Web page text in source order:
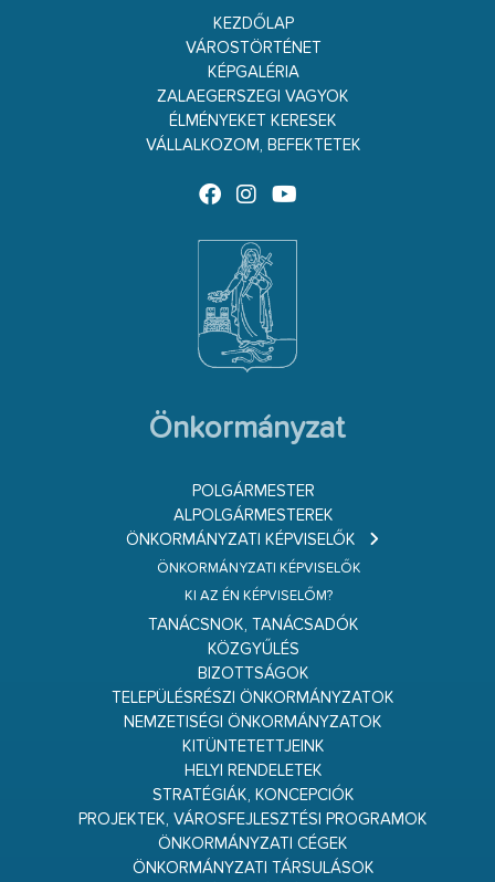
KEZDŐLAP
VÁROSTÖRTÉNET
KÉPGALÉRIA
ZALAEGERSZEGI VAGYOK
ÉLMÉNYEKET KERESEK
VÁLLALKOZOM, BEFEKTETEK
Önkormányzat
POLGÁRMESTER
ALPOLGÁRMESTEREK
ÖNKORMÁNYZATI KÉPVISELŐK
ÖNKORMÁNYZATI KÉPVISELŐK
KI AZ ÉN KÉPVISELŐM?
TANÁCSNOK, TANÁCSADÓK
KÖZGYŰLÉS
BIZOTTSÁGOK
TELEPÜLÉSRÉSZI ÖNKORMÁNYZATOK
NEMZETISÉGI ÖNKORMÁNYZATOK
KITÜNTETETTJEINK
HELYI RENDELETEK
STRATÉGIÁK, KONCEPCIÓK
PROJEKTEK, VÁROSFEJLESZTÉSI PROGRAMOK
ÖNKORMÁNYZATI CÉGEK
ÖNKORMÁNYZATI TÁRSULÁSOK